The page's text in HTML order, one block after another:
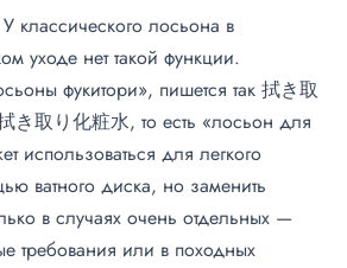
классического лосьона в
уходе нет такой функции.
фукитори», пишется так 拭き取
き取り化粧水, то есть «лосьон для
использоваться для легкого
ватного диска, но заменить
в случаях очень отдельных —
требования или в походных